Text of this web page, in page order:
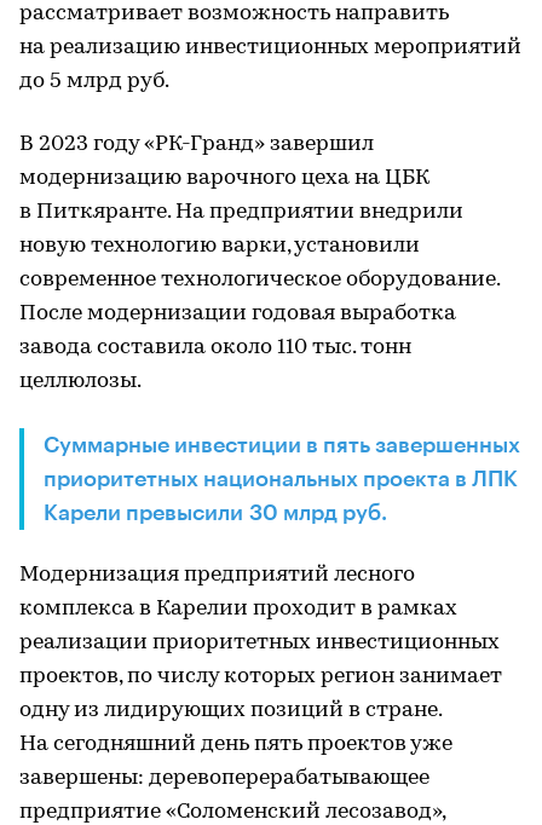
рассматривает возможность направить
на реализацию инвестиционных мероприятий
до 5 млрд руб.
В 2023 году «РК-Гранд» завершил
модернизацию варочного цеха на ЦБК
в Питкяранте. На предприятии внедрили
новую технологию варки, установили
современное технологическое оборудование.
После модернизации годовая выработка
завода составила около 110 тыс. тонн
целлюлозы.
Суммарные инвестиции в пять завершенных
приоритетных национальных проекта в ЛПК
Карели превысили 30 млрд руб.
Модернизация предприятий лесного
комплекса в Карелии проходит в рамках
реализации приоритетных инвестиционных
проектов, по числу которых регион занимает
одну из лидирующих позиций в стране.
На сегодняшний день пять проектов уже
завершены: деревоперерабатывающее
предприятие «Соломенский лесозавод»,